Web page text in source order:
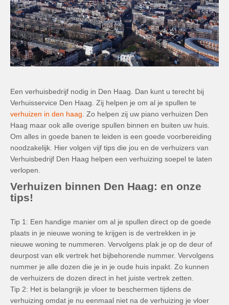
Een verhuisbedrijf nodig in Den Haag. Dan kunt u terecht bij
Verhuisservice Den Haag. Zij helpen je om al je spullen te
verhuizen in den haag . Zo helpen zij uw piano verhuizen Den
Haag maar ook alle overige spullen binnen en buiten uw huis.
Om alles in goede banen te leiden is een goede voorbereiding
noodzakelijk. Hier volgen vijf tips die jou en de verhuizers van
Verhuisbedrijf Den Haag helpen een verhuizing soepel te laten
verlopen.
Verhuizen binnen Den Haag: en onze
tips!
Tip 1: Een handige manier om al je spullen direct op de goede
plaats in je nieuwe woning te krijgen is de vertrekken in je
nieuwe woning te nummeren. Vervolgens plak je op de deur of
deurpost van elk vertrek het bijbehorende nummer. Vervolgens
nummer je alle dozen die je in je oude huis inpakt. Zo kunnen
de verhuizers de dozen direct in het juiste vertrek zetten.
Tip 2: Het is belangrijk je vloer te beschermen tijdens de
verhuizing omdat je nu eenmaal niet na de verhuizing je vloer